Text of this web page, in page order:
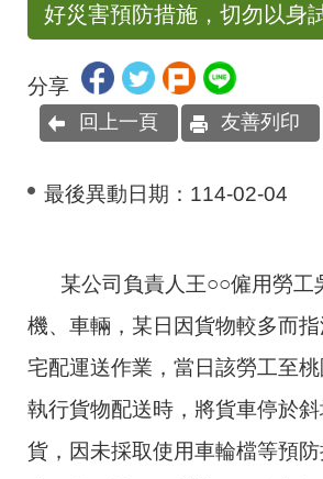
好災害預防措施，切勿以身
分享
回上一頁 友善列印
最後異動日期： 114-02-04
某公司負責人王○○僱用勞工
機、車輛，某日因貨物較多而
宅配運送作業，當日該勞工至
執行貨物配送時，將貨車停於
貨，因未採取使用車輪檔等預